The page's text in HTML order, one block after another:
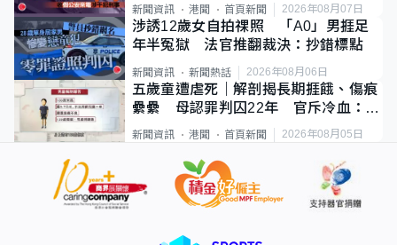
新聞資訊 港聞 首頁新聞 2026年08月07日
涉誘12歲女自拍祼照 「A0」男捱足
年半冤獄 法官推翻裁決：抄錯標點
新聞資訊 新聞熱話 2026年08月06日
五歲童遭虐死｜解剖揭長期捱餓、傷痕
纍纍 母認罪判囚22年 官斥冷血：同
類案最惡劣
新聞資訊 港聞 首頁新聞 2026年08月05日